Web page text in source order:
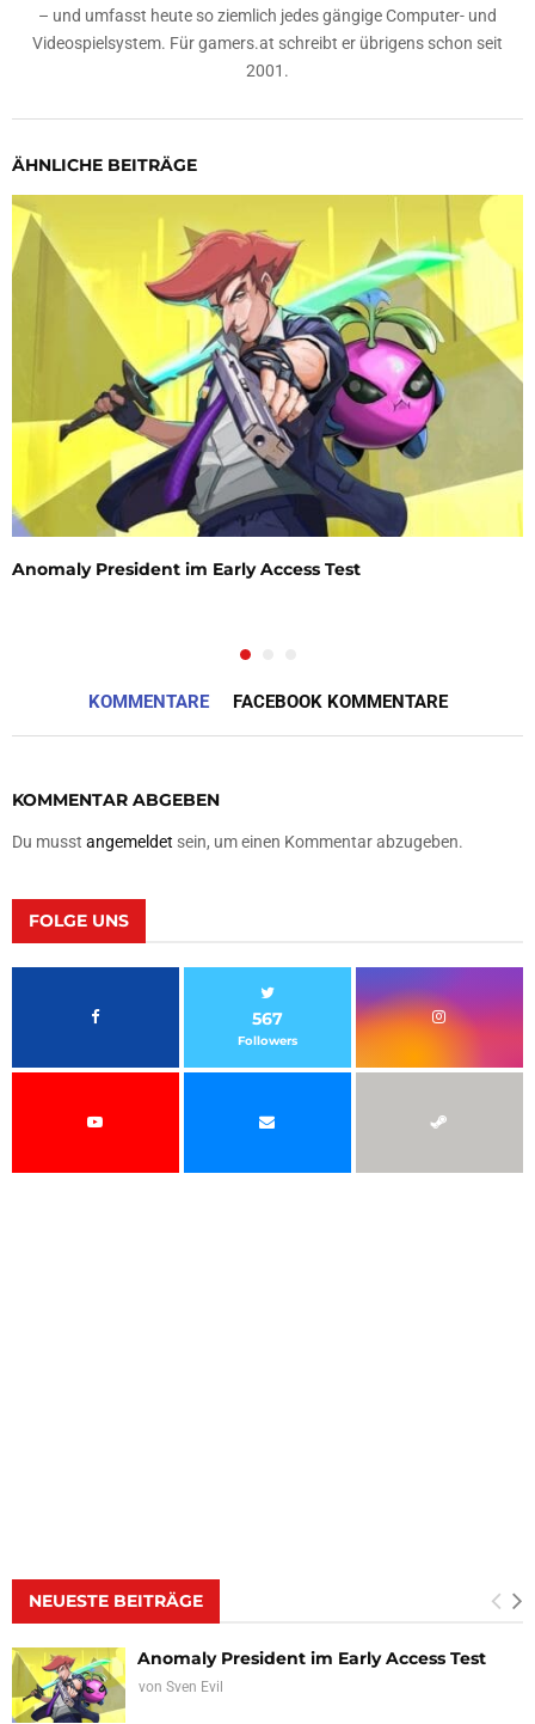
– und umfasst heute so ziemlich jedes gängige Computer- und
Videospielsystem. Für gamers.at schreibt er übrigens schon seit
2001.
ÄHNLICHE BEITRÄGE
Anomaly President im Early Access Test
KOMMENTARE FACEBOOK KOMMENTARE
KOMMENTAR ABGEBEN
Du musst angemeldet sein, um einen Kommentar abzugeben.
FOLGE UNS
567
Followers
NEUESTE BEITRÄGE
Anomaly President im Early Access Test
von Sven Evil